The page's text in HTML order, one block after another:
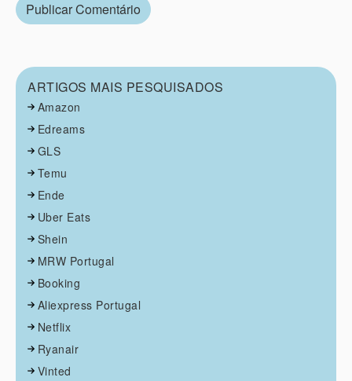
ARTIGOS MAIS PESQUISADOS
Amazon
Edreams
GLS
Temu
Ende
Uber Eats
Shein
MRW Portugal
Booking
Aliexpress Portugal
Netflix
Ryanair
Vinted